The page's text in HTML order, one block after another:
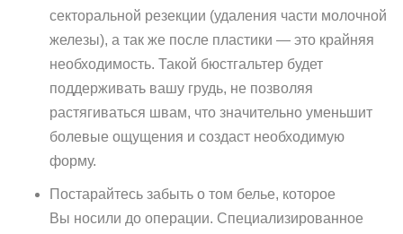
секторальной резекции (удаления части молочной
железы), а так же после пластики — это крайняя
необходимость. Такой бюстгальтер будет
поддерживать вашу грудь, не позволяя
растягиваться швам, что значительно уменьшит
болевые ощущения и создаст необходимую
форму.
Постарайтесь забыть о том белье, которое
Вы носили до операции. Специализированное